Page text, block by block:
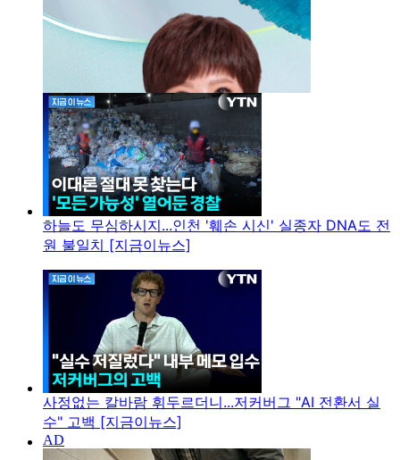
하늘도 무심하시지...인천 '훼손 시신' 실종자 DNA도 전
원 불일치 [지금이뉴스]
사정없는 칼바람 휘두르더니...저커버그 "AI 전환서 실
수" 고백 [지금이뉴스]